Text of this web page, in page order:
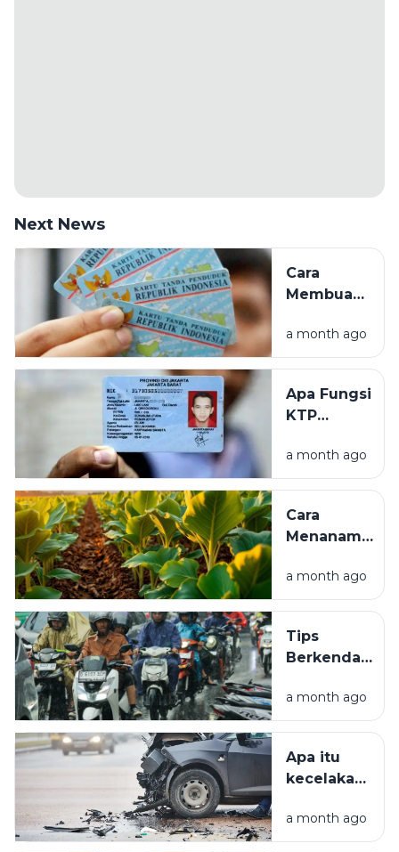
Next News
Cara
Membuat
Elektronik
(e-KTP)
Kali:
Syarat,
dan Biaya
a month ago
Apa Fungsi
KTP
KTP)? Ini
Pengertian,
Manfaat, dan
Kegunaannya
a month ago
Cara
Menanam
yang Baik
untuk
Mulai dari
Pembibitan
Panen
a month ago
Tips
Berkendara
Hujan.
a month ago
Apa itu
kecelakaan
Penyebab
dan jenis-
a month ago